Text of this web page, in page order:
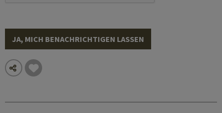
JA, MICH BENACHRICHTIGEN LASSEN